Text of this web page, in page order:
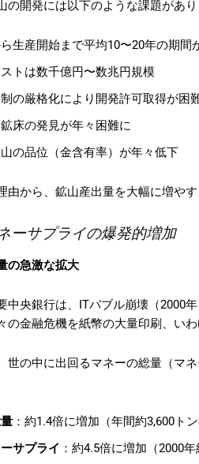
の開発には以下のような課題があり
生産開始まで平均10〜20年の期間
トは数千億円〜数兆円規模
の厳格化により開発許可取得が困
床の発見が年々困難に
の品位（金含有率）が年々低下
由から、鉱山産出量を大幅に増や
ーサプライの爆発的増加
の急激な拡大
中央銀行は、ITバブル崩壊（2000
の金融危機を紙幣の大量印刷、い
世の中に出回るマネーの総量（マ
：約1.4倍に増加（年間約3,600トン
サプライ ：約4.5倍に増加（2000